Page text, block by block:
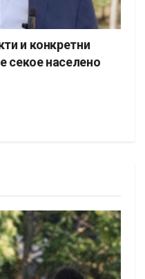
и конкретни
секое населено